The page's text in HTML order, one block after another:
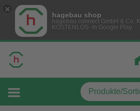
hagebau shop
hagebau connect GmbH & Co.
KOSTENLOS- In Google Play